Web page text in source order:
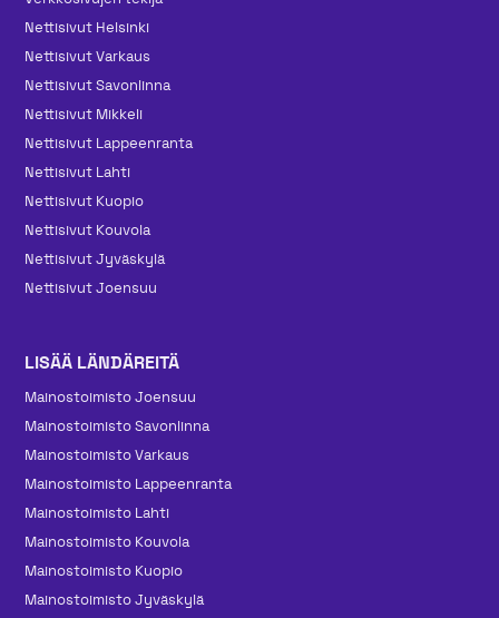
Nettisivut Helsinki
Nettisivut Varkaus
Nettisivut Savonlinna
Nettisivut Mikkeli
Nettisivut Lappeenranta
Nettisivut Lahti
Nettisivut Kuopio
Nettisivut Kouvola
Nettisivut Jyväskylä
Nettisivut Joensuu
LISÄÄ LÄNDÄREITÄ
Mainos­toimisto Joensuu
Mainos­toimisto Savonlinna
Mainos­toimisto Varkaus
Mainos­toimisto Lappeenranta
Mainos­toimisto Lahti
Mainos­toimisto Kouvola
Mainos­toimisto Kuopio
Mainos­toimisto Jyväskylä